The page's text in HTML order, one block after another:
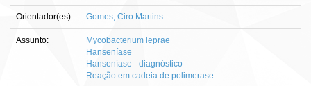
Orientador(es): Gomes, Ciro Martins
Assunto:
Mycobacterium leprae
Hanseníase
Hanseníase - diagnóstico
Reação em cadeia de polimerase